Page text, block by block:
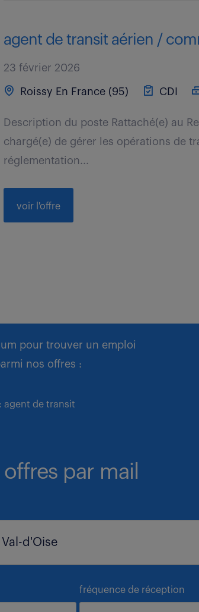
agent de transit aérien /
23 février 2026
Roissy En France (95) CDI
Description du poste Rattaché(e) au
chargé(e) de gérer les opérations de
réglementation...
voir l'offre
pour trouver un emploi
nos offres :
agent de transit
par mail
fréquence de réception